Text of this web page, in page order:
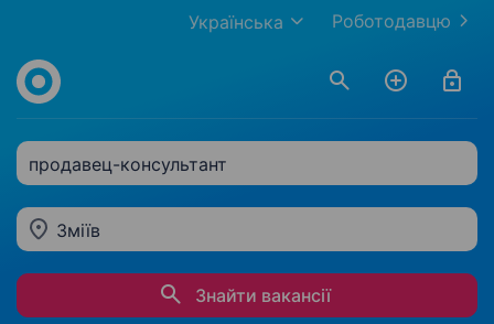
Роботодавцю
Українська
продавец-консультант
Зміїв
Знайти вакансії